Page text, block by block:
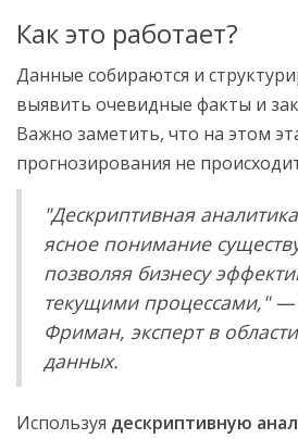
Как это работает?
Данные собираются и
выявить очевидные факты и
Важно заметить, что на этом
прогнозирования не
"Дескриптивная
ясное понимание
позволяя бизнесу
текущими процессами,"
Фриман, эксперт в
данных.
Используя дескриптивную